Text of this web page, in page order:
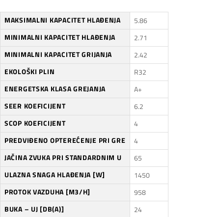
MAKSIMALNI KAPACITET HLAĐENJA
5.86
MINIMALNI KAPACITET HLAĐENJA
2.71
MINIMALNI KAPACITET GRIJANJA
2.42
EKOLOŠKI PLIN
R32
ENERGETSKA KLASA GREJANJA
A+
SEER KOEFICIJENT
6.2
SCOP KOEFICIJENT
4
PREDVIĐENO OPTEREĆENJE PRI GRE
4
JAČINA ZVUKA PRI STANDARDNIM U
65
ULAZNA SNAGA HLAĐENJA [W]
1450
PROTOK VAZDUHA [M3/H]
958
BUKA – UJ [DB(A)]
24